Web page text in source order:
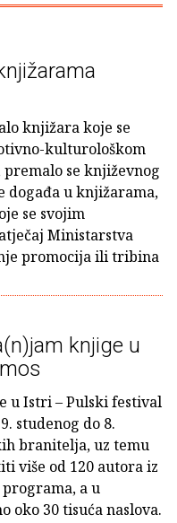
knjižara koje se
kulturološkom
se književnog
događa u knjižarama,
se svojim
Ministarstva
promocija ili tribina
knjige u
u Istri – Pulski festival
studenog do 8.
branitelja, uz temu
više od 120 autora iz
a u
oko 30 tisuća naslova.